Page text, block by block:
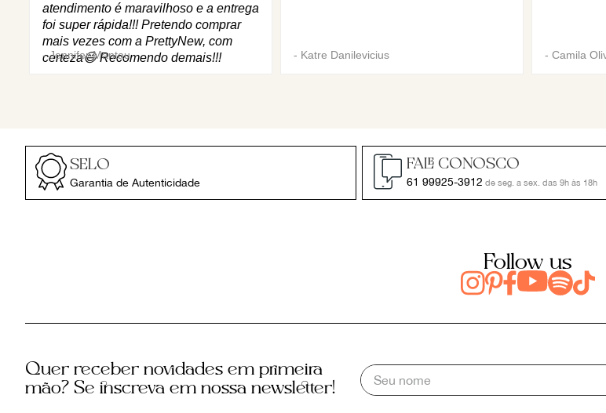
atendimento é maravilhoso e a entrega
foi super rápida!!! Pretendo comprar
mais vezes com a PrettyNew, com
certeza😄 Recomendo demais!!!
-Jennifer Mantau - Katre Danilevicius - Camila
SELO
Garantia de Autenticidade
FALE CONOSCO
61 99925-3912 de seg. a sex. das 9h às 18h
Follow us
Quer receber novidades em primeira
mão? Se inscreva em nossa newsletter!